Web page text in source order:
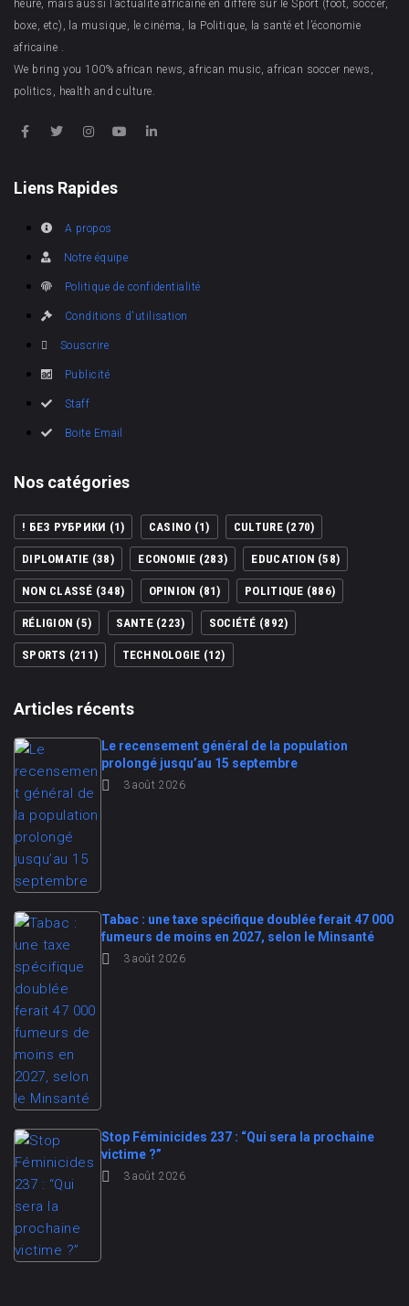
heure, mais aussi l’actualité africaine en différé sur le Sport (foot, soccer,
boxe, etc), la musique, le cinéma, la Politique, la santé et l’économie
africaine .
We bring you 100% african news, african music, african soccer news,
politics, health and culture.
Liens Rapides
A propos
Notre équipe
Politique de confidentialité
Conditions d'utilisation
Souscrire
Publicité
Staff
Boite Email
Nos catégories
! БЕЗ РУБРИКИ (1) CASINO (1) CULTURE(270)
DIPLOMATIE (38) ECONOMIE (283) EDUCATION (58)
NON CLASSÉ (348) OPINION (81) POLITIQUE (886)
RÉLIGION (5) SANTE(223) SOCIÉTÉ (892)
SPORTS (211) TECHNOLOGIE (12)
Articles récents
Le recensement général de la population
prolongé jusqu’au 15 septembre
3 août 2026
Tabac : une taxe spécifique doublée ferait 47 000
fumeurs de moins en 2027, selon le Minsanté
3 août 2026
Stop Féminicides 237 : “Qui sera la prochaine
victime ?”
3 août 2026